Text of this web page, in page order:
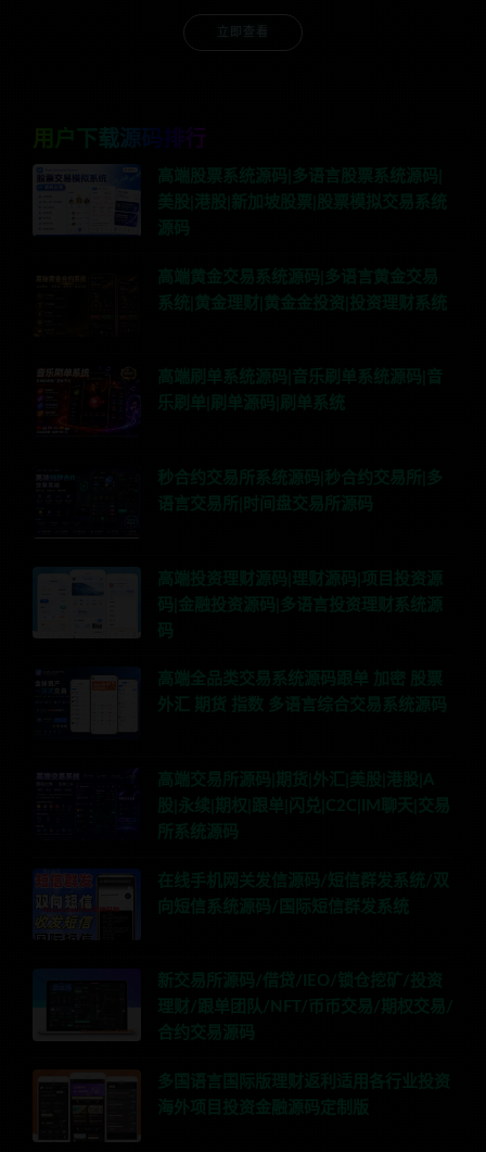
立即查看
用户下载源码排行
高端股票系统源码|多语言股票系统源码|
美股|港股|新加坡股票|股票模拟交易系统
源码
高端黄金交易系统源码|多语言黄金交易
系统|黄金理财|黄金金投资|投资理财系统
高端刷单系统源码|音乐刷单系统源码|音
乐刷单|刷单源码|刷单系统
秒合约交易所系统源码|秒合约交易所|多
语言交易所|时间盘交易所源码
高端投资理财源码|理财源码|项目投资源
码|金融投资源码|多语言投资理财系统源
码
高端全品类交易系统源码跟单 加密 股票
外汇 期货 指数 多语言综合交易系统源码
高端交易所源码|期货|外汇|美股|港股|A
股|永续|期权|跟单|闪兑|C2C|IM聊天|交易
所系统源码
在线手机网关发信源码/短信群发系统/双
向短信系统源码/国际短信群发系统
新交易所源码/借贷/IEO/锁仓挖矿/投资
理财/跟单团队/NFT/币币交易/期权交易/
合约交易源码
多国语言国际版理财返利适用各行业投资
海外项目投资金融源码定制版